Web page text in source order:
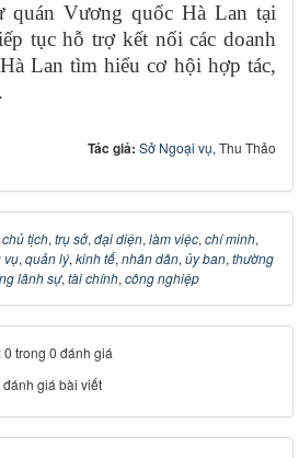
quán Vương quốc Hà Lan tại
tục hỗ trợ kết nối các doanh
Lan tìm hiểu cơ hội hợp tác,
Tác giả: Sở Ngoại vụ, Thu Thảo
chủ tịch, trụ sở, đại diện, làm việc, chí minh,
vụ, quản lý, kinh tế, nhân dân, ủy ban, thường
lãnh sự, tài chính, công nghiệp
trong 0 đánh giá
giá bài viết